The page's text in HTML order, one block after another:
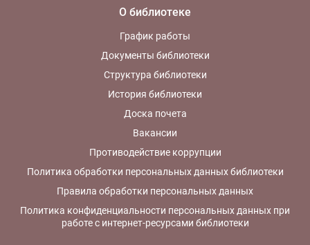
О библиотеке
График работы
Документы библиотеки
Структура библиотеки
История библиотеки
Доска почета
Вакансии
Противодействие коррупции
Политика обработки персональных данных библиотеки
Правила обработки персональных данных
Политика конфиденциальности персональных данных при
работе с интернет-ресурсами библиотеки